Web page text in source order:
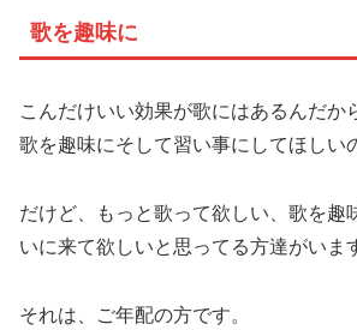
歌を趣味に
こんだけいい効果が歌にはあるんだか
歌を趣味にそして習い事にしてほしい
だけど、もっと歌って欲しい、歌を趣
いに来て欲しいと思ってる方達がいま
それは、ご年配の方です。